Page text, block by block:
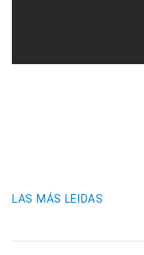
LAS MÁS LEIDAS